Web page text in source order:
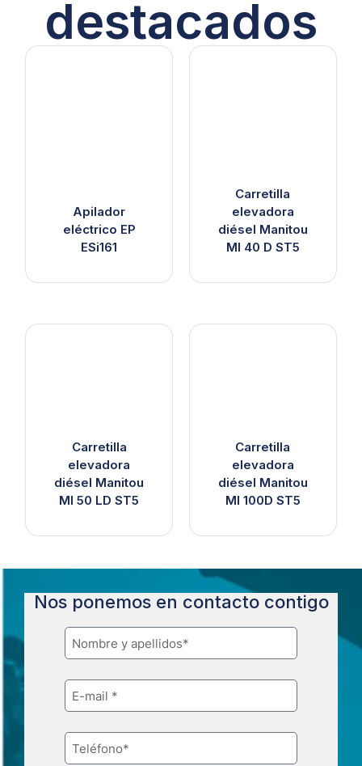
destacados
Apilador
eléctrico EP
ESi161
Carretilla
elevadora
diésel Manitou
MI 40 D ST5
Carretilla
elevadora
diésel Manitou
MI 50 LD ST5
Carretilla
elevadora
diésel Manitou
MI 100D ST5
Nos ponemos en contacto contigo